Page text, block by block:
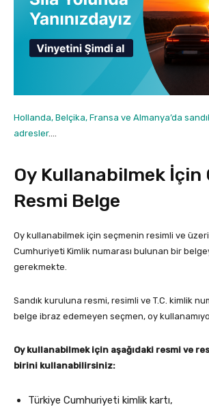
Hollanda, Belçika, Fransa ve Almanya’da
adresler….
Oy Kullanabilmek İçin
Resmi Belge
Oy kullanabilmek için seçmenin resimli ve
Cumhuriyeti Kimlik numarası bulunan bir
gerekmekte.
Sandık kuruluna resmi, resimli ve T.C. kimlik
belge ibraz edemeyen seçmen, oy
Oy kullanabilmek için aşağıdaki resmi ve
birini kullanabilirsiniz:
Türkiye Cumhuriyeti kimlik kartı,